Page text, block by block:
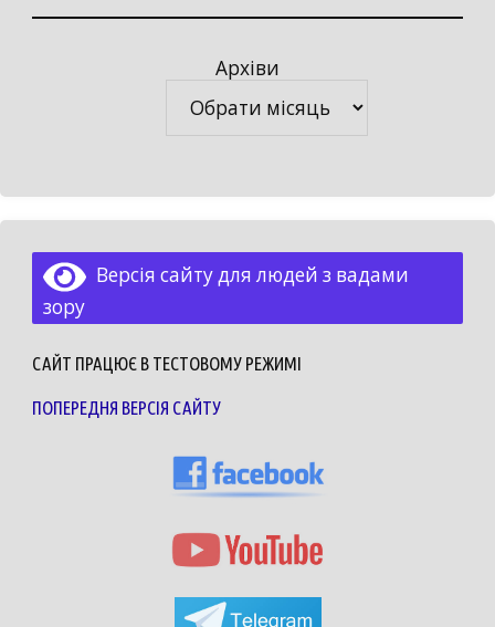
Архіви
Версія сайту для людей з вадами
зору
САЙТ ПРАЦЮЄ В ТЕСТОВОМУ РЕЖИМІ
ПОПЕРЕДНЯ ВЕРСІЯ САЙТУ